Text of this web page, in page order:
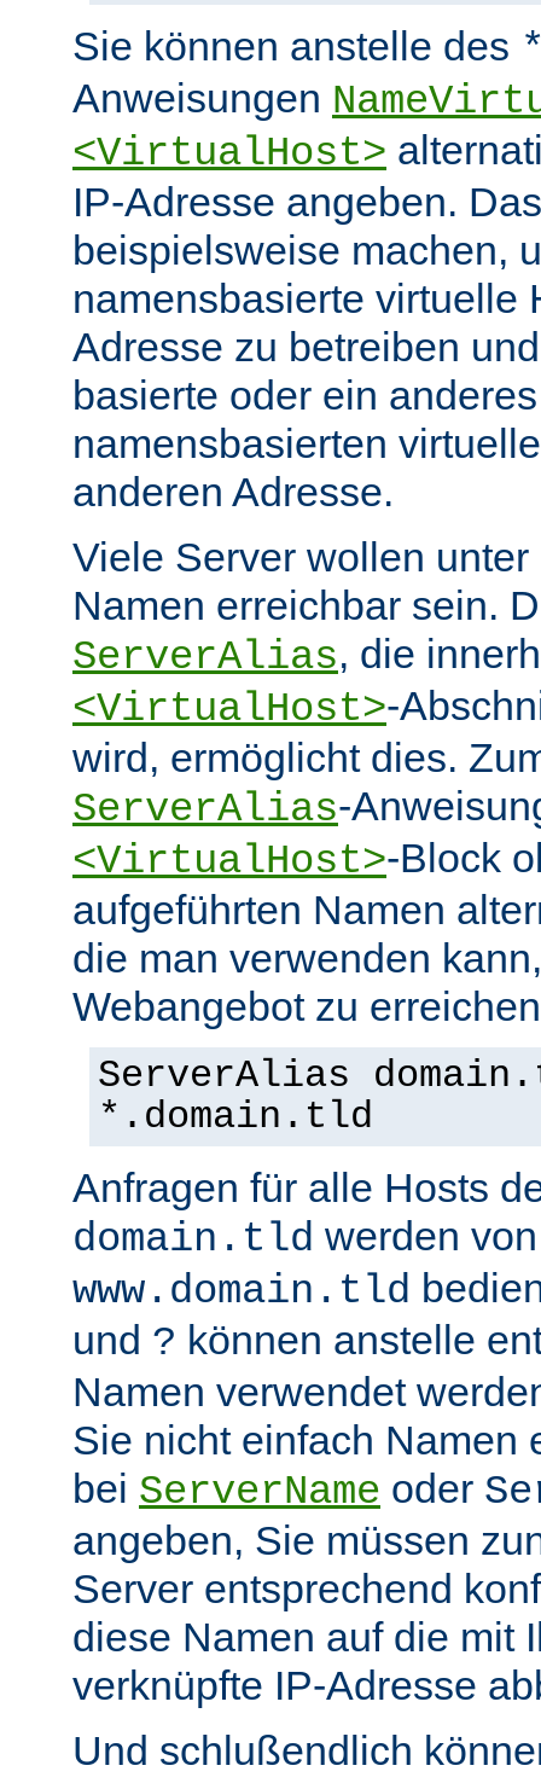
Sie können anstelle des
Anweisungen
<VirtualHost>
IP-Adresse angeben.
beispielsweise machen,
namensbasierte virtuelle
Adresse zu betreiben
basierte oder ein
namensbasierten
anderen Adresse.
Viele Server wollen
Namen erreichbar sein.
ServerAlias, die
<VirtualHost>-
wird, ermöglicht dies.
ServerAlias-
<VirtualHost>-Block
aufgeführten Namen
die man verwenden
Webangebot zu
ServerAlias
*.domain.tld
Anfragen für alle Hosts
domain.tld werden
www.domain.tld
und ? können anstelle
Namen verwendet
Sie nicht einfach Namen
bei ServerName oder
angeben, Sie müssen
Server entsprechend
diese Namen auf die mit
verknüpfte IP-Adresse
Und schlußendlich